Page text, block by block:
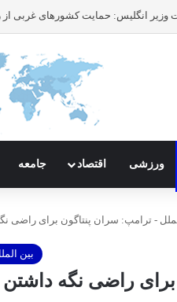
ورزشی اقتصاد جامعه
- ترامپ: سران پنتاگون برای راضی
بین
راضی نگه